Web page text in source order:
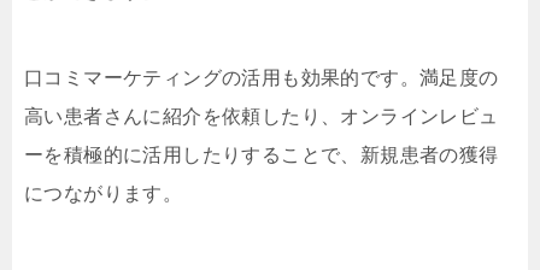
口コミマーケティングの活用も効果的です。満足度の
高い患者さんに紹介を依頼したり、オンラインレビュ
ーを積極的に活用したりすることで、新規患者の獲得
につながります。